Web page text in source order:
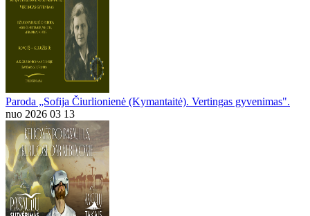
Paroda „Sofija Čiurlionienė (Kymantaitė). Vertingas gyvenimas".
nuo 2026 03 13